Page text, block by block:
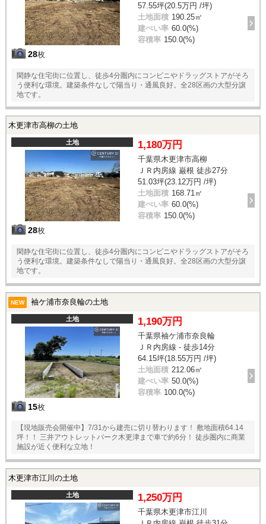
28枚
57.55坪(20.5万円 /坪)
土地面積 190.25㎡
建ぺい率 60.0(%)
容積率 150.0(%)
閑静な住宅街に位置し、徒歩4分圏内にコンビニやドラッグストアがそろ
う便利な環境。建築条件なしで陽当り・通風良好。全28区画の大型分譲
地です。
木更津市高柳の土地
土地
28枚
1,180万円
千葉県木更津市高柳
ＪＲ内房線 巌根 徒歩27分
51.03坪(23.12万円 /坪)
土地面積 168.71㎡
建ぺい率 60.0(%)
容積率 150.0(%)
閑静な住宅街に位置し、徒歩4分圏内にコンビニやドラッグストアがそろ
う便利な環境。建築条件なしで陽当り・通風良好。全28区画の大型分譲
地です。
NEW 袖ケ浦市奈良輪の土地
土地
15枚
1,190万円
千葉県袖ケ浦市奈良輪
ＪＲ内房線 - 徒歩14分
64.15坪(18.55万円 /坪)
土地面積 212.06㎡
建ぺい率 50.0(%)
容積率 100.0(%)
【現地販売会開催中】7/31から建売に切り替わります！ 敷地面積64.14
坪！！ 三井アウトレットパーク木更津まで車で約6分！ 徒歩圏内に商業
施設が近く便利な立地！
木更津市江川の土地
土地 1,250万円
千葉県木更津市江川